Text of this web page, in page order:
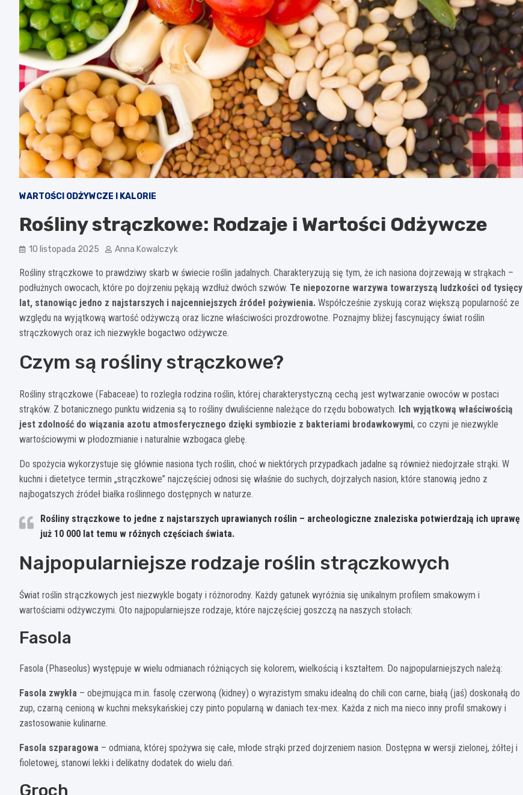
WARTOŚCI ODŻYWCZE I KALORIE
Rośliny strączkowe: Rodzaje i Wartości Odżywcze
10 listopada 2025 Anna Kowalczyk
Rośliny strączkowe to prawdziwy skarb w świecie roślin jadalnych. Charakteryzują się tym, że ich nasiona dojrzewają w strąkach –
podłużnych owocach, które po dojrzeniu pękają wzdłuż dwóch szwów. Te niepozorne warzywa towarzyszą ludzkości od tysięcy
lat, stanowiąc jedno z najstarszych i najcenniejszych źródeł pożywienia. Współcześnie zyskują coraz większą popularność ze
względu na wyjątkową wartość odżywczą oraz liczne właściwości prozdrowotne. Poznajmy bliżej fascynujący świat roślin
strączkowych oraz ich niezwykłe bogactwo odżywcze.
Czym są rośliny strączkowe?
Rośliny strączkowe (Fabaceae) to rozległa rodzina roślin, której charakterystyczną cechą jest wytwarzanie owoców w postaci
strąków. Z botanicznego punktu widzenia są to rośliny dwuliścienne należące do rzędu bobowatych. Ich wyjątkową właściwością
jest zdolność do wiązania azotu atmosferycznego dzięki symbiozie z bakteriami brodawkowymi, co czyni je niezwykle
wartościowymi w płodozmianie i naturalnie wzbogaca glebę.
Do spożycia wykorzystuje się głównie nasiona tych roślin, choć w niektórych przypadkach jadalne są również niedojrzałe strąki. W
kuchni i dietetyce termin „strączkowe” najczęściej odnosi się właśnie do suchych, dojrzałych nasion, które stanowią jedno z
najbogatszych źródeł białka roślinnego dostępnych w naturze.
Rośliny strączkowe to jedne z najstarszych uprawianych roślin – archeologiczne znaleziska potwierdzają ich uprawę
już 10 000 lat temu w różnych częściach świata.
Najpopularniejsze rodzaje roślin strączkowych
Świat roślin strączkowych jest niezwykle bogaty i różnorodny. Każdy gatunek wyróżnia się unikalnym profilem smakowym i
wartościami odżywczymi. Oto najpopularniejsze rodzaje, które najczęściej goszczą na naszych stołach:
Fasola
Fasola (Phaseolus) występuje w wielu odmianach różniących się kolorem, wielkością i kształtem. Do najpopularniejszych należą:
Fasola zwykła – obejmująca m.in. fasolę czerwoną (kidney) o wyrazistym smaku idealną do chili con carne, białą (jaś) doskonałą do
zup, czarną cenioną w kuchni meksykańskiej czy pinto popularną w daniach tex-mex. Każda z nich ma nieco inny profil smakowy i
zastosowanie kulinarne.
Fasola szparagowa – odmiana, której spożywa się całe, młode strąki przed dojrzeniem nasion. Dostępna w wersji zielonej, żółtej i
fioletowej, stanowi lekki i delikatny dodatek do wielu dań.
Groch